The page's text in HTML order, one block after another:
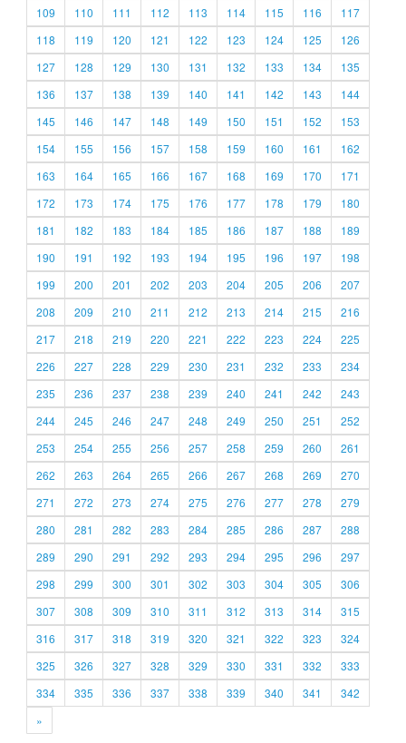
109
110 111 112 113 114 115 116
117
118
119 120 121 122 123 124 125
126
127
128 129 130 131 132 133 134
135
136
137 138 139 140 141 142 143
144
145
146 147 148 149 150 151 152
153
154
155 156 157 158 159 160 161
162
163
164 165 166 167 168 169 170
171
172
173 174 175 176 177 178 179
180
181
182 183 184 185 186 187 188
189
190
191 192 193 194 195 196 197
198
199
200 201 202 203 204 205 206
207
208
209 210 211 212 213 214 215
216
217
218 219 220 221 222 223 224
225
226
227 228 229 230 231 232 233
234
235
236 237 238 239 240 241 242
243
244
245 246 247 248 249 250 251
252
253
254 255 256 257 258 259 260
261
262
263 264 265 266 267 268 269
270
271
272 273 274 275 276 277 278
279
280
281 282 283 284 285 286 287
288
289
290 291 292 293 294 295 296
297
298
299 300 301 302 303 304 305
306
307
308 309 310 311 312 313 314
315
316
317 318 319 320 321 322 323
324
325
326 327 328 329 330 331 332
333
334
335 336 337 338 339 340 341
342
»